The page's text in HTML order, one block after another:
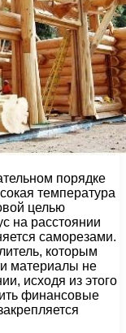
порядке
температура
целью
на расстоянии
саморезами.
которым
материалы не
исходя из этого
финансовые